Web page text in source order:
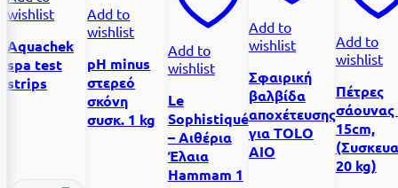
wishlist
Aquachek
spa test
strips
Add to
wishlist
pH minus
στερεό
σκόνη
συσκ. 1 kg
Add to
wishlist
Le
Sophistiqué
– Αιθέρια
Έλαια
Hammam 1
Add to
wishlist
Σφαιρική
βαλβίδα
αποχέτευσης
για TOLO
ΑΙΟ
Add to
wishlist
Πέτρες
σάουνας
15cm,
20 kg)